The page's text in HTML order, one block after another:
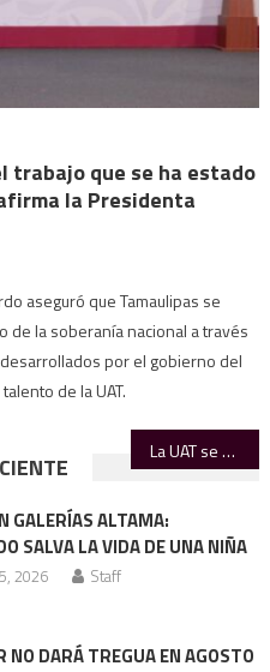
trabajo que se ha estado
la Presidenta
aseguró que Tamaulipas se
de la soberanía nacional a través
por el gobierno del
de la UAT.
La UAT se une a la convocatoria nacional para fortalecer la función pública
GALERÍAS ALTAMA:
SALVA LA VIDA DE UNA NIÑA
2026 Staff
NO DARÁ TREGUA EN AGOSTO